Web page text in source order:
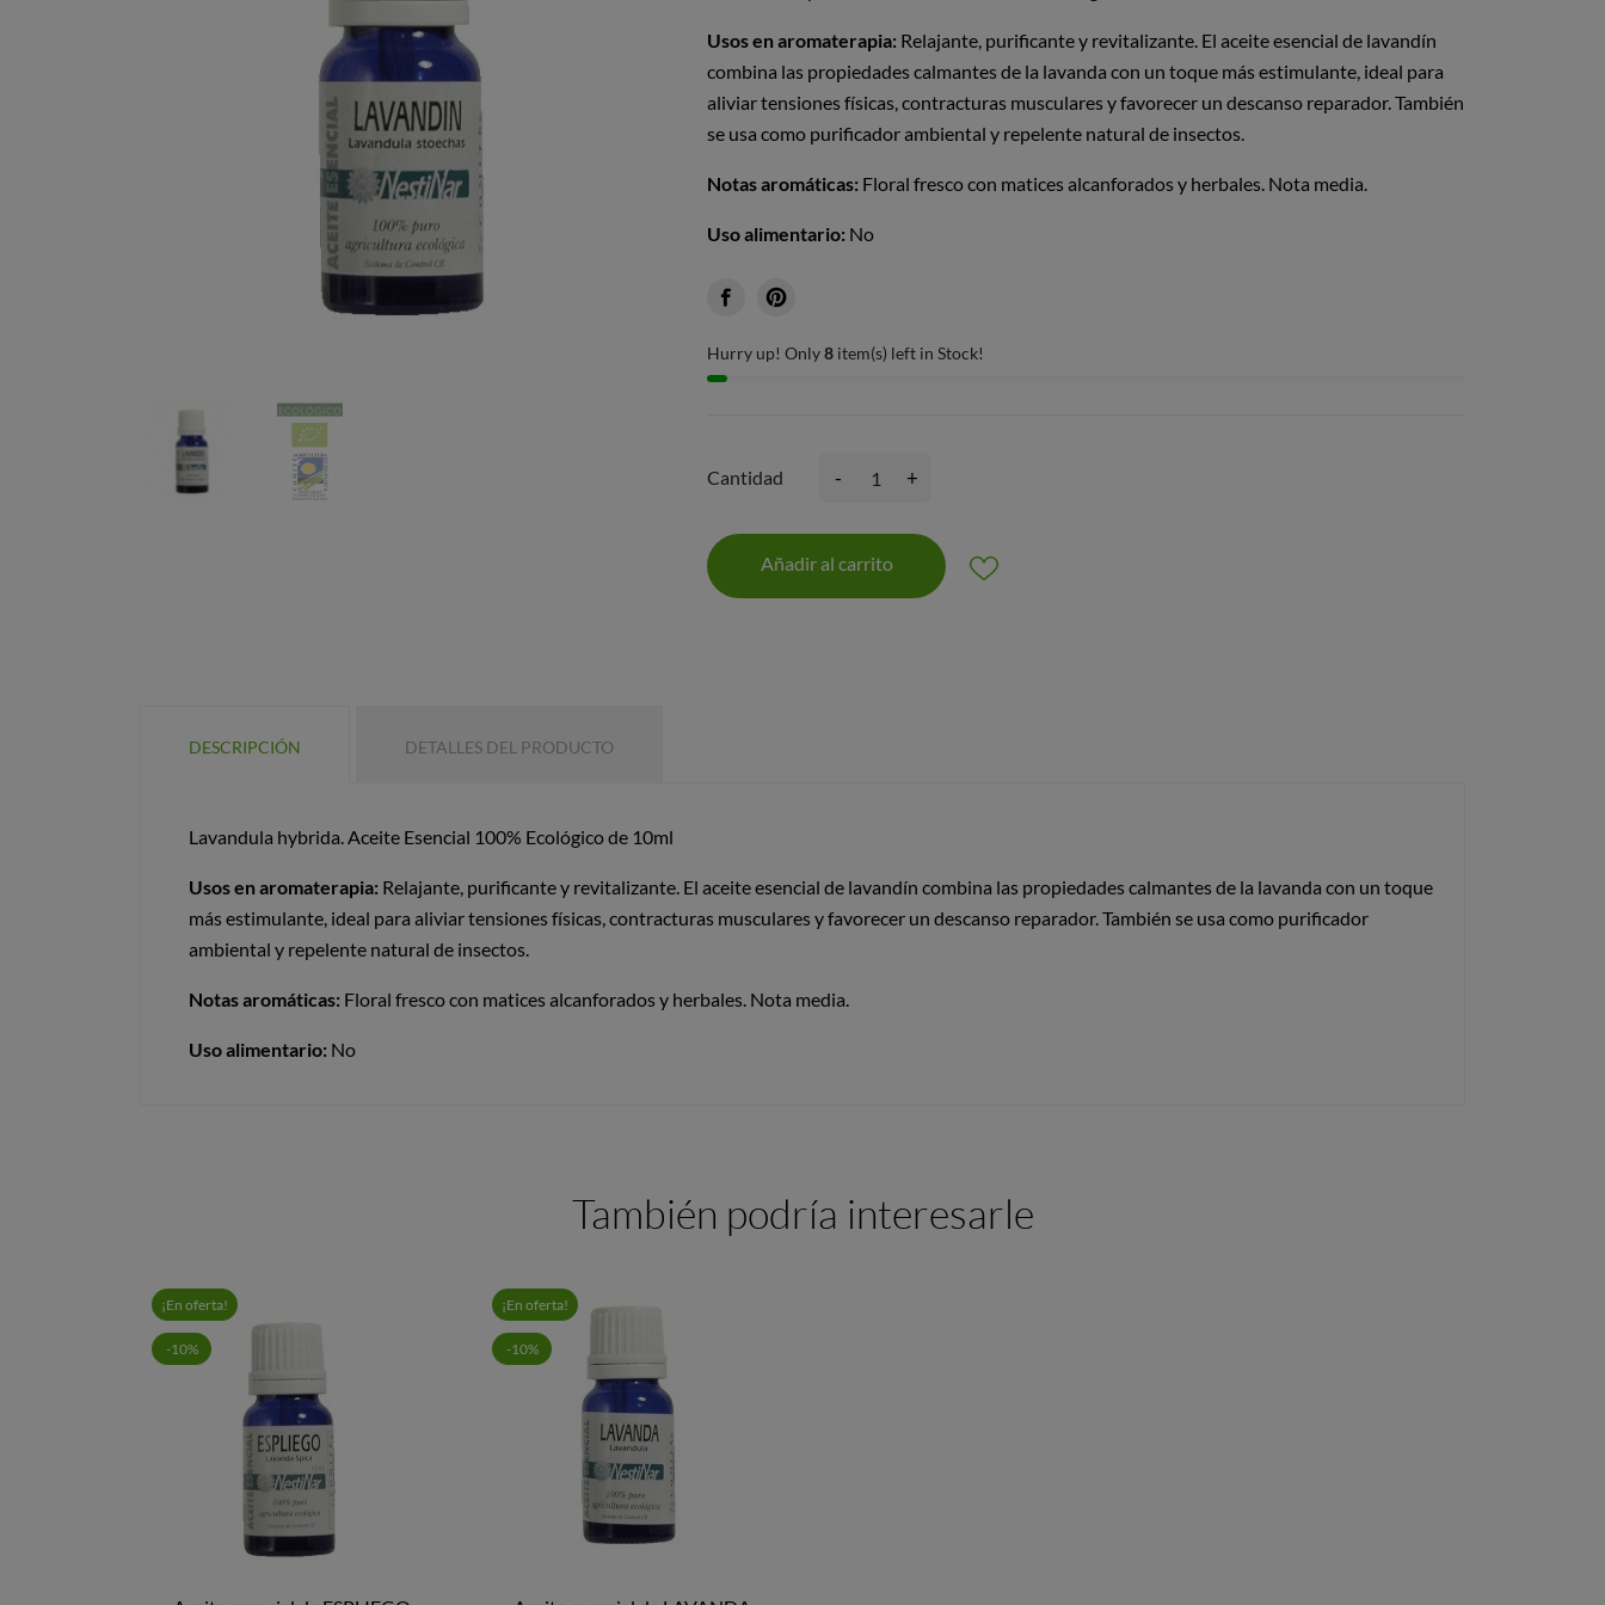
Usos en aromaterapia: Relajante, purificante y revitalizante. El aceite esencial de lavandín
combina las propiedades calmantes de la lavanda con un toque más estimulante, ideal para
aliviar tensiones físicas, contracturas musculares y favorecer un descanso reparador. También
se usa como purificador ambiental y repelente natural de insectos.
Notas aromáticas: Floral fresco con matices alcanforados y herbales. Nota media.
Uso alimentario: No
Hurry up! Only8 item(s) left in Stock!
Cantidad - +
Añadir al carrito
DESCRIPCIÓN DETALLES DEL PRODUCTO
Lavandula hybrida. Aceite Esencial 100% Ecológico de 10ml
Usos en aromaterapia: Relajante, purificante y revitalizante. El aceite esencial de lavandín combina las propiedades calmantes de la lavanda con un toque
más estimulante, ideal para aliviar tensiones físicas, contracturas musculares y favorecer un descanso reparador. También se usa como purificador
ambiental y repelente natural de insectos.
Notas aromáticas: Floral fresco con matices alcanforados y herbales. Nota media.
Uso alimentario: No
También podría interesarle
¡En oferta!
-10%
¡En oferta!
-10%